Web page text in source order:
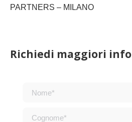
PARTNERS – MILANO
Richiedi maggiori info